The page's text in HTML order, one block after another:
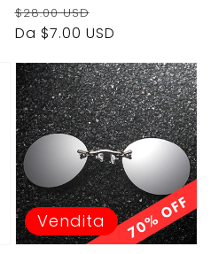
Prezzo
di
$28.00 USD
Prezzo
di
Da $7.00 USD
Vendita